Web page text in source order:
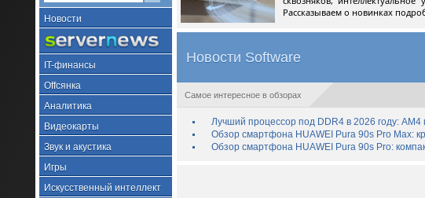
Новости
IT-финансы
Offсянка
Аналитика
Видеокарты
Звук и акустика
Игры
Искусственный интеллект
Рассказываем о новинках
Новости Software
Самое интересное в обзорах
Лучший процессор под DDR4 в 2026 году: AM4
Обзор смартфона HUAWEI Pura 90s Pro Max:
Обзор смартфона HUAWEI Pura 90s Pro: